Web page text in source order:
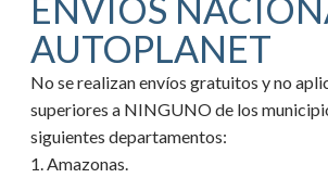
ENVIOS
AUTOPLANET
No se realizan envíos gratuitos y no
superiores a NINGUNO de los
siguientes departamentos:
1. Amazonas.